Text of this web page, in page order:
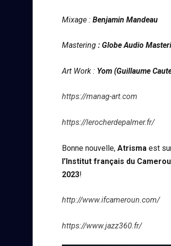
Mixage :Benjamin Mandeau
Mastering: Globe Audio
Art Work : Yom (Guillaume
https://manag-art.com
https://lerocherdepalmer.fr/
Bonne nouvelle,Atrisma est
l’Institut français du
2023!
http://www.ifcameroun.com/
https://www.jazz360.fr/